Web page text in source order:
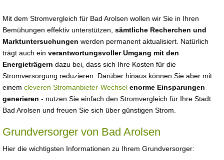
Mit dem Stromvergleich für Bad Arolsen wollen wir Sie in Ihren
Bemühungen effektiv unterstützen, sämtliche Recherchen und
Marktuntersuchungen werden permanent aktualisiert. Natürlich
trägt auch ein verantwortungsvoller Umgang mit den
Energieträgern dazu bei, dass sich Ihre Kosten für die
Stromversorgung reduzieren. Darüber hinaus können Sie aber mit
einem cleveren Stromanbieter-Wechsel enorme Einsparungen
generieren - nutzen Sie einfach den Stromvergleich für Ihre Stadt
Bad Arolsen und freuen Sie sich über günstigen Strom.
Grundversorger von Bad Arolsen
Hier die wichtigsten Informationen zu Ihrem Grundversorger: